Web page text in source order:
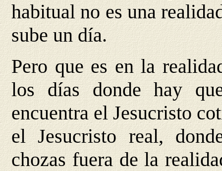
habitual no es una
sube un día.
Pero que es en la
los días donde hay
encuentra el Jesucristo
el Jesucristo real,
chozas fuera de la